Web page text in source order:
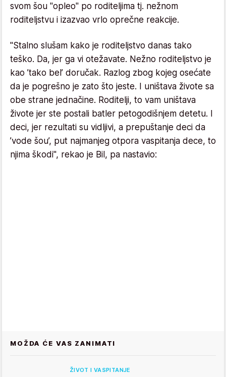
svom šou "opleo" po roditeljima tj. nežnom
roditeljstvu i izazvao vrlo oprečne reakcije.
"Stalno slušam kako je roditeljstvo danas tako
teško. Da, jer ga vi otežavate. Nežno roditeljstvo je
kao ’tako bel’ doručak. Razlog zbog kojeg osećate
da je pogrešno je zato što jeste. I uništava živote sa
obe strane jednačine. Roditelji, to vam uništava
živote jer ste postali batler petogodišnjem detetu. I
deci, jer rezultati su vidljivi, a prepuštanje deci da
’vode šou’, put najmanjeg otpora vaspitanja dece, to
njima škodi", rekao je Bil, pa nastavio:
MOŽDA ĆE VAS ZANIMATI
ŽIVOT I VASPITANJE